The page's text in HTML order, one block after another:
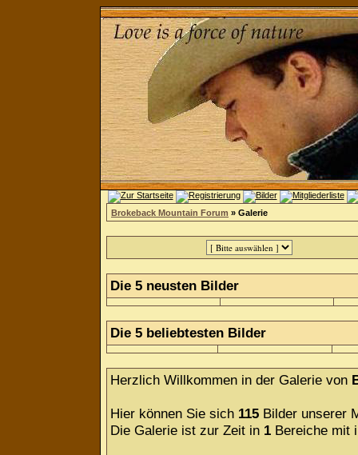
Brokeback Mountain Forum » Galerie
Die 5 neusten Bilder
Die 5 beliebtesten Bilder
Herzlich Willkommen in der Galerie von
Hier können Sie sich 115 Bilder unserer
Die Galerie ist zur Zeit in 1 Bereiche mit